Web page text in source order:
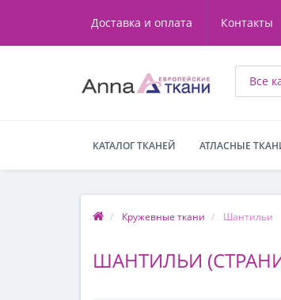
Доставка и оплата Контакты
Все
КАТАЛОГ ТКАНЕЙ АТЛАСНЫЕ
Кружевные ткани Шантильи
ШАНТИЛЬИ